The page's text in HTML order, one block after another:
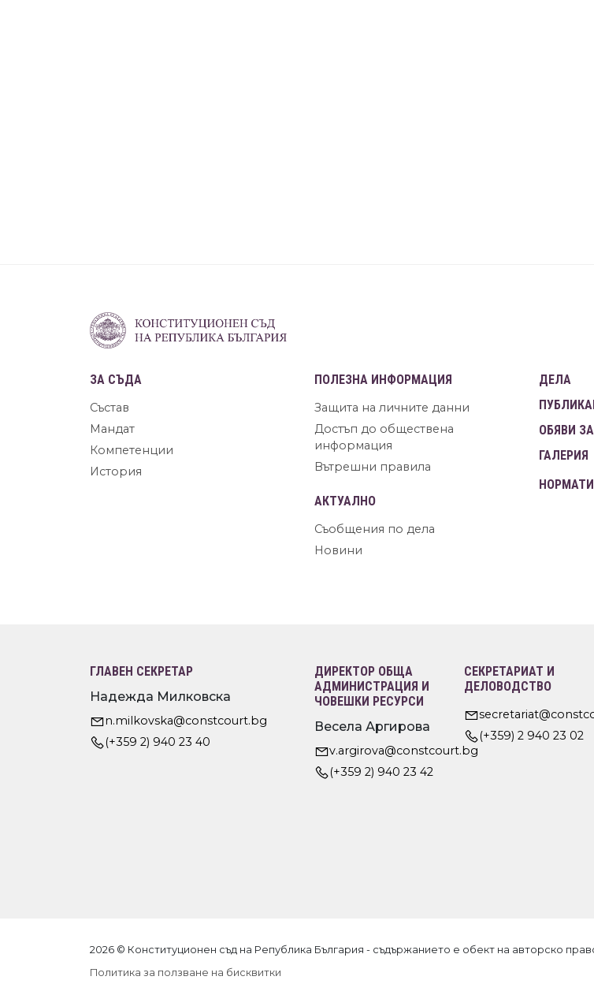
ЗА СЪДА
Състав
Мандат
Компетенции
История
ПОЛЕЗНА ИНФОРМАЦИЯ
Защита на личните данни
Достъп до обществена
информация
Вътрешни правила
АКТУАЛНО
Съобщения по дела
Новини
ДЕЛА
ОБЯВИ
ГАЛЕРИЯ
ГЛАВЕН СЕКРЕТАР
Надежда Милковска
n.milkovska@constcourt.bg
(+359 2) 940 23 40
ДИРЕКТОР ОБЩА
АДМИНИСТРАЦИЯ И
ЧОВЕШКИ РЕСУРСИ
Весела Аргирова
v.argirova@constcourt.bg
(+359 2) 940 23 42
СЕКРЕТАРИАТ И
ДЕЛОВОДСТВО
(+359) 2 940 23 02
2026 © Конституционен съд на Република България - съдържанието е обект на авторско
Политика за ползване на бисквитки